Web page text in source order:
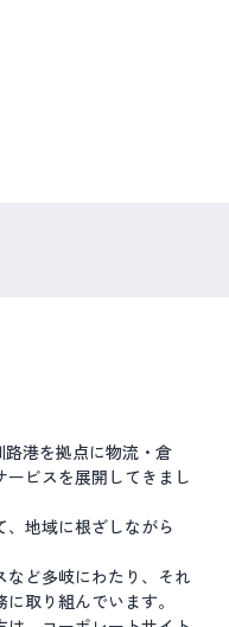
路港を拠点に物流・倉
ビスを展開してきまし
地域に根ざしながら
ど多岐にわたり、それ
取り組んでいます。